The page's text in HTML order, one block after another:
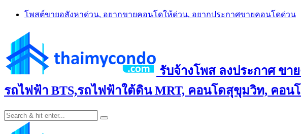
Skip
โพสต์ขายอสังหาด่วน, อยากขายคอนโดให้ด่วน, อยากประกาศขายคอนโดด่วน
รับจ้างโพส ลงประกาศ ข
รถไฟฟ้า BTS,รถไฟฟ้าใต้ดิน MRT, คอนโดสุขุมวิท, คอ